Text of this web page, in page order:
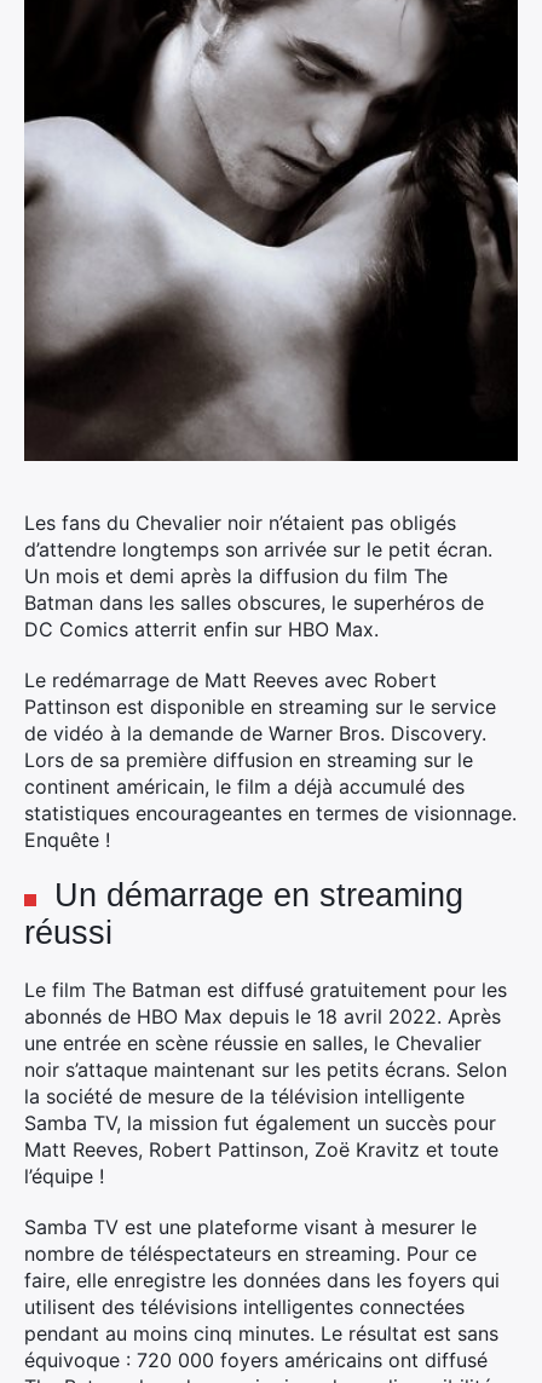
Les fans du Chevalier noir n’étaient pas obligés
d’attendre longtemps son arrivée sur le petit écran.
Un mois et demi après la diffusion du film The
Batman dans les salles obscures, le superhéros de
DC Comics atterrit enfin sur HBO Max.
Le redémarrage de Matt Reeves avec Robert
Pattinson est disponible en streaming sur le service
de vidéo à la demande de Warner Bros. Discovery.
Lors de sa première diffusion en streaming sur le
continent américain, le film a déjà accumulé des
statistiques encourageantes en termes de visionnage.
Enquête !
Un démarrage en streaming
réussi
Le film The Batman est diffusé gratuitement pour les
abonnés de HBO Max depuis le 18 avril 2022. Après
une entrée en scène réussie en salles, le Chevalier
noir s’attaque maintenant sur les petits écrans. Selon
la société de mesure de la télévision intelligente
Samba TV, la mission fut également un succès pour
Matt Reeves, Robert Pattinson, Zoë Kravitz et toute
l’équipe !
Samba TV est une plateforme visant à mesurer le
nombre de téléspectateurs en streaming. Pour ce
faire, elle enregistre les données dans les foyers qui
utilisent des télévisions intelligentes connectées
pendant au moins cinq minutes. Le résultat est sans
équivoque : 720 000 foyers américains ont diffusé